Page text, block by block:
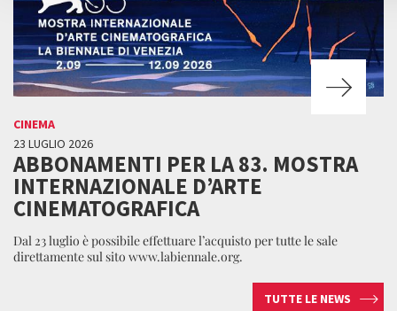
CINEMA
23 LUGLIO 2026
ABBONAMENTI PER LA 83. MOSTRA
INTERNAZIONALE D’ARTE
CINEMATOGRAFICA
Dal 23 luglio è possibile effettuare l’acquisto per tutte le sale
direttamente sul sito www.labiennale.org.
TUTTE LE NEWS